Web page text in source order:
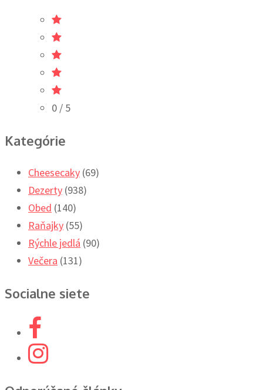
0 / 5
Kategórie
Cheesecaky (69)
Dezerty (938)
Obed (140)
Raňajky (55)
Rýchle jedlá (90)
Večera (131)
Socialne siete